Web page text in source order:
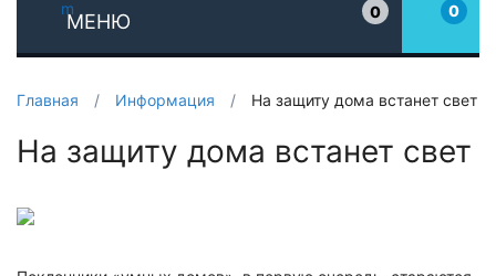
МЕНЮ
0
0
Главная / Информация / На защиту дома встанет свет
На защиту дома встанет свет